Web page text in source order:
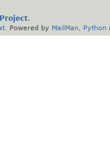
.
. Powered by MailMan Python